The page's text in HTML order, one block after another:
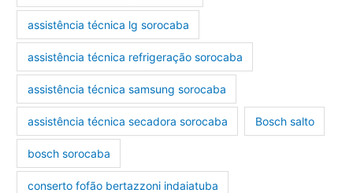
assistência técnica lg sorocaba
assistência técnica refrigeração sorocaba
assistência técnica samsung sorocaba
assistência técnica secadora sorocaba Bosch salto
bosch sorocaba
conserto fofão bertazzoni indaiatuba